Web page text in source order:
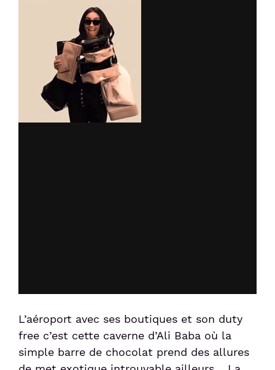
L’aéroport avec ses boutiques et son duty
free c’est cette caverne d’Ali Baba où la
simple barre de chocolat prend des allures